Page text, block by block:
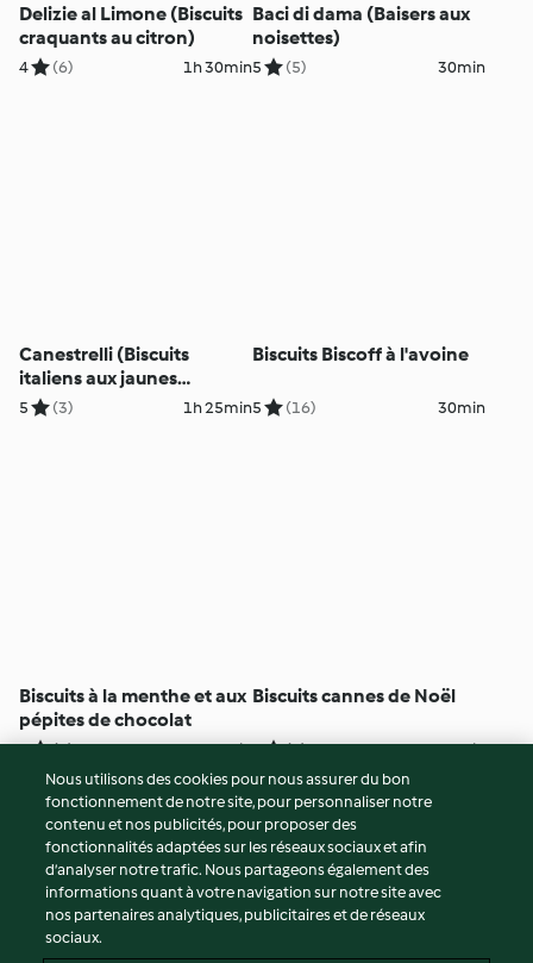
Delizie al Limone (Biscuits
craquants au citron)
4 (6) 1h 30min
Baci di dama (Baisers aux
noisettes)
5 (5) 30min
Canestrelli (Biscuits
italiens aux jaunes
d'oeufs)
5 (3) 1h 25min
Biscuits Biscoff à l'avoine
5 (16) 30min
Biscuits à la menthe et aux
pépites de chocolat
2 (1) 50min
Biscuits cannes de Noël
4 (3) 1h 45min
© Copyright 2026
Conditions d'utilisation
Politique de confidentialité
Non-responsabilité
Mentions légales
Nous utilisons des cookies pour nous assurer du bon
fonctionnement de notre site, pour personnaliser notre
contenu et nos publicités, pour proposer des
fonctionnalités adaptées sur les réseaux sociaux et afin
d’analyser notre trafic. Nous partageons également des
informations quant à votre navigation sur notre site avec
nos partenaires analytiques, publicitaires et de réseaux
sociaux.